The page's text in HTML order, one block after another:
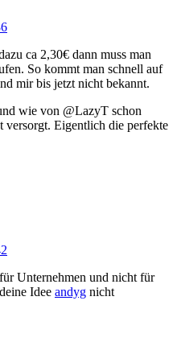
ca 2,30€ dann muss man
So kommt man schnell auf
mir bis jetzt nicht bekannt.
wie von @LazyT schon
versorgt. Eigentlich die perfekte
Unternehmen und nicht für
Idee andyg nicht